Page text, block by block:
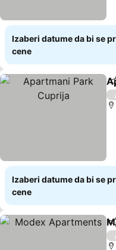
Izaberi datume da bi se
cene
Izaberi datume da bi se
cene